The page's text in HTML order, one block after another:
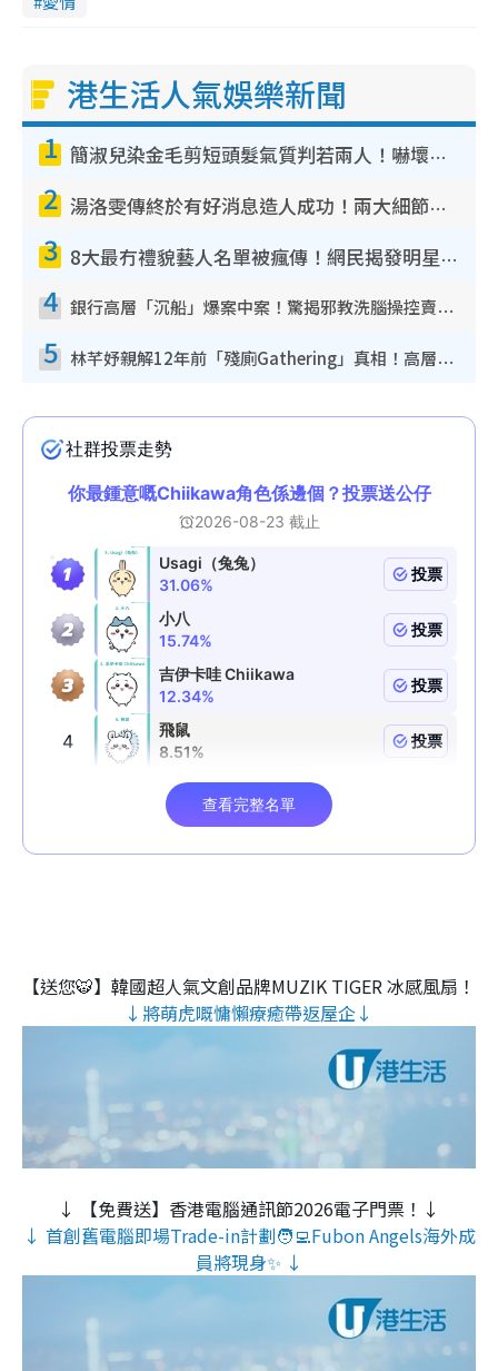
港生活人氣娛樂新聞
1 簡淑兒染金毛剪短頭髮氣質判若兩人！嚇壞老公麥大力都認唔出：「你做咩事？」
2 湯洛雯傳終於有好消息造人成功！兩大細節曝孕味極濃惹猜測：大肚婆先會咁！
3 8大最冇禮貌藝人名單被瘋傳！網民揭發明星真面目 一致數臭呢位係無品天花板？
4 銀行高層「沉船」爆案中案！驚揭邪教洗腦操控賣淫被吞600萬 幕後黑手講多錯多
5 林芊妤親解12年前「殘廁Gathering」真相！高層解約一句話重創尊嚴至今拒返TVB
【送您🐯】韓國超人氣文創品牌MUZIK TIGER 冰感風扇！
↓將萌虎嘅慵懶療癒帶返屋企↓
↓ 【免費送】香港電腦通訊節2026電子門票！↓
↓ 首創舊電腦即場Trade-in計劃🧑‍💻Fubon Angels海外成
員將現身✨ ↓